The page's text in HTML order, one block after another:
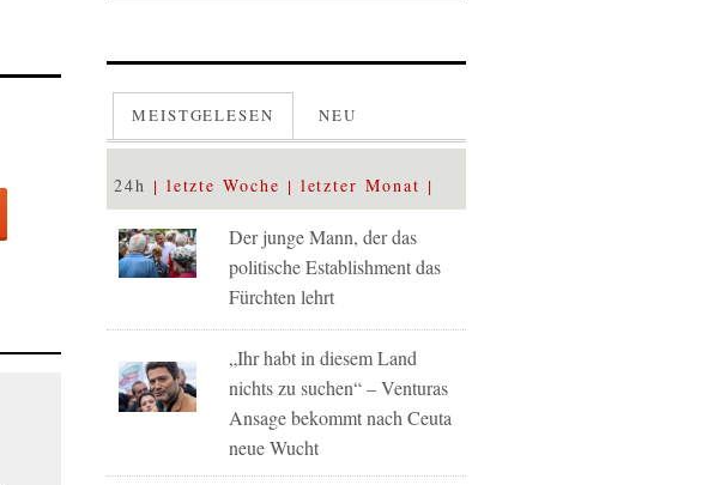
MEISTGELESEN NEU
24h letzte Woche letzter Monat
Der junge Mann, der das
politische Establishment das
Fürchten lehrt
„Ihr habt in diesem Land
nichts zu suchen“ – Venturas
Ansage bekommt nach Ceuta
neue Wucht